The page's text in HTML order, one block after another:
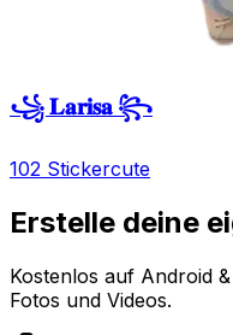
꧁ 𝐋𝐚𝐫𝐢𝐬𝐚 ꧂
102 Stickercute
Erstelle deine
Kostenlos auf Android
Fotos und Videos.